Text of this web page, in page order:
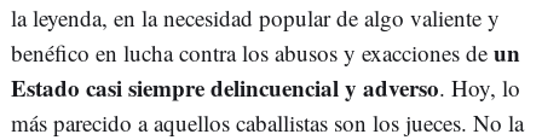
la leyenda, en la necesidad popular de algo valiente y
benéfico en lucha contra los abusos y exacciones de un
Estado casi siempre delincuencial y adverso. Hoy, lo
más parecido a aquellos caballistas son los jueces. No la